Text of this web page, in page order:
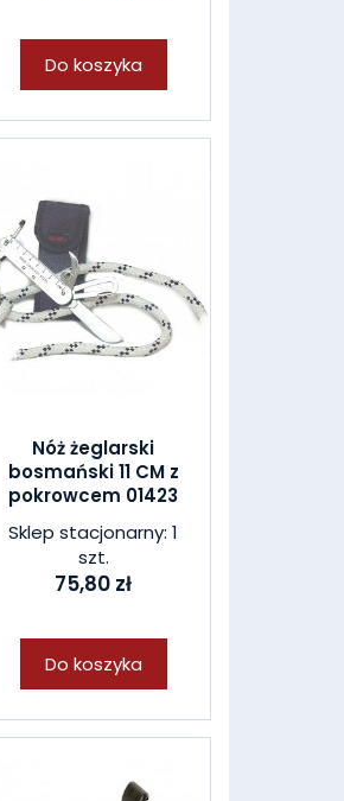
Do koszyka
Nóż żeglarski
bosmański 11 CM z
pokrowcem 01423
Sklep stacjonarny: 1
szt.
75,80 zł
Do koszyka